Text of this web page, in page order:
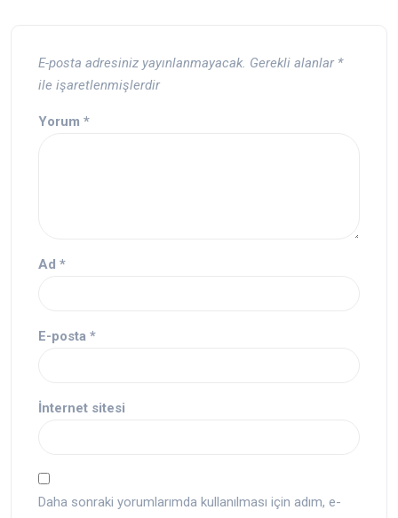
E-posta adresiniz yayınlanmayacak. Gerekli alanlar *
ile işaretlenmişlerdir
Yorum *
Ad *
E-posta *
İnternet sitesi
Daha sonraki yorumlarımda kullanılması için adım, e-